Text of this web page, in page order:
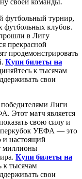
футбольный турнир,
футбольных клубов.
в Лигу
прекрасной
продемонстрировать
Купи билеты на
к тысячам
свои
Лиги
матч является
свою силу и
УЕФА — это
и настоящий
миллионы
Купи билеты на
к тысячам
свои